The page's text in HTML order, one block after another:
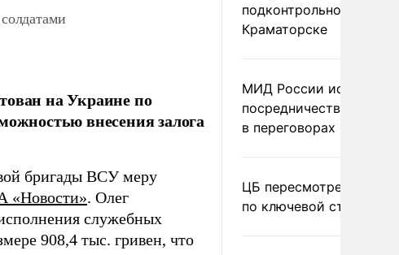
на Украине по
внесения залога
бригады ВСУ меру
«Новости». Олег
служебных
908,4 тыс. гривен, что
подконтрольном Киеву
Краматорске
МИД России исключил
посредничество
в переговорах по
ЦБ пересмотрел
по ключевой ставке